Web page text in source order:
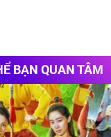
BẠN QUAN TÂM